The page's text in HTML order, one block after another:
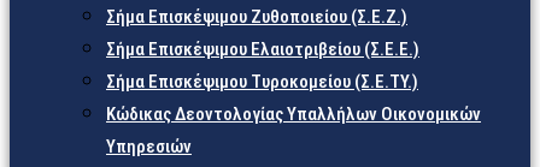
Σήμα Επισκέψιμου Ζυθοποιείου (Σ.Ε.Ζ.)
Σήμα Επισκέψιμου Ελαιοτριβείου (Σ.Ε.Ε.)
Σήμα Επισκέψιμου Τυροκομείου (Σ.Ε.TY.)
Κώδικας Δεοντολογίας Υπαλλήλων Οικονομικών
Υπηρεσιών